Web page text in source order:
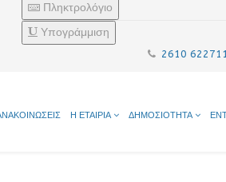
Πληκτρολόγιο
Υπογράμμιση
2610 622711
Η ΕΤΑΙΡΙΑ ΔΗΜΟΣΙΟΤΗΤΑ